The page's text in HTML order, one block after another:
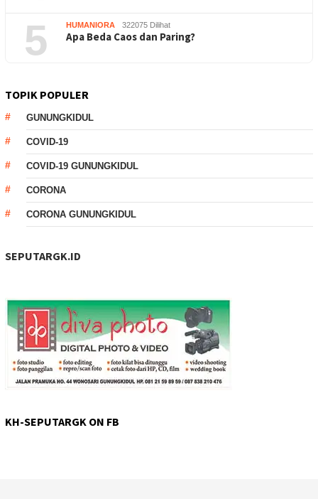
5 HUMANIORA 322075 Dilihat
Apa Beda Caos dan Paring?
TOPIK POPULER
GUNUNGKIDUL
COVID-19
COVID-19 GUNUNGKIDUL
CORONA
CORONA GUNUNGKIDUL
SEPUTARGK.ID
KH-SEPUTARGK ON FB